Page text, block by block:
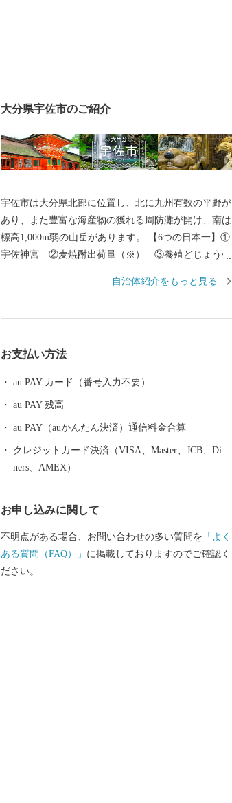
大分県宇佐市のご紹介
宇佐市は大分県北部に位置し、北に九州有数の平野が
あり、また豊富な海産物の獲れる周防灘が開け、南は
標高1,000m弱の山岳があります。 【6つの日本一】①
宇佐神宮 ②麦焼酎出荷量（※） ③養殖どじょう生
発祥地】①神仏習合 ②神輿 ③放生会 ④万年青
した集計による
自治体紹介をもっと見る
お支払い方法
au PAY カード（番号入力不要）
au PAY 残高
au PAY（auかんたん決済）通信料金合算
クレジットカード決済（VISA、Master、JCB、Di
ners、AMEX）
お申し込みに関して
不明点がある場合、お問い合わせの多い質問を 「よく
ある質問（FAQ）」 に掲載しておりますのでご確認く
ださい。